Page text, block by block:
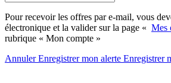
Pour recevoir les offres par e-mail, vous
électronique et la valider sur la page « Mes
rubrique « Mon compte »
AnnulerEnregistrer mon alerte Enregistrer